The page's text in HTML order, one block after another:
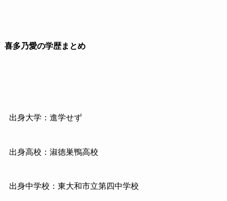
喜多乃愛の学歴まとめ
出身大学：進学せず
出身高校：淑徳巣鴨高校
出身中学校：東大和市立第四中学校